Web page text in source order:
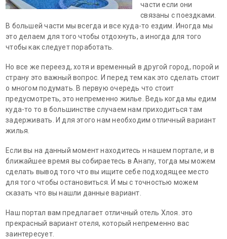
части если они
связаны с поездками.
В большей части мы всегда и все куда-то ездим. Иногда мы
это делаем для того чтобы отдохнуть, а иногда для того
чтобы как следует поработать.
Но все же переезд, хотя и временный в другой город, порой и
страну это важный вопрос. И перед тем как это сделать стоит
о многом подумать. В первую очередь что стоит
предусмотреть, это непременно жилье. Ведь когда мы едим
куда-то то в большинстве случаем нам приходиться там
задерживать. И для этого нам необходим отличный вариант
жилья.
Если вы на данный момент находитесь н нашем портале, и в
ближайшее время вы собираетесь в Анапу, тогда мы можем
сделать вывод того что вы ищите себе подходящее место
для того чтобы остановиться. И мы с точностью можем
сказать что вы нашли данные вариант.
Наш портал вам предлагает отличный отель Хлоя. это
прекрасный вариант отеля, который непременно вас
заинтересует.